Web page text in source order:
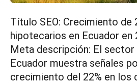
Título SEO: Crecimiento de
hipotecarios en Ecuador en
Meta descripción: El sector
Ecuador muestra señales
crecimiento del 22% en los